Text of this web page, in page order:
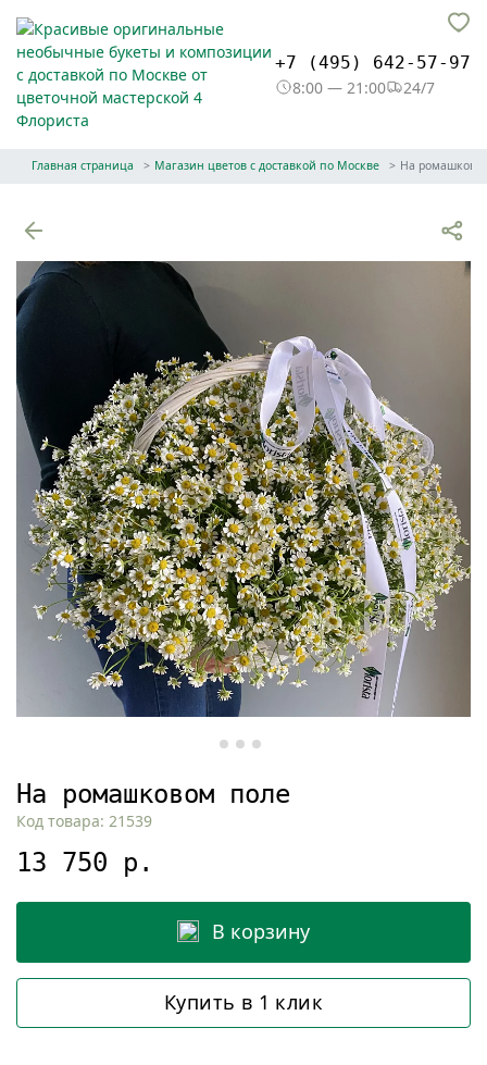
+7 (495) 642-57-97
8:00 — 21:00
24/7
Главная страница Магазин цветов с доставкой по Москве На
На ромашковом поле
Код товара: 21539
13 750 р.
В корзину
Купить в 1 клик